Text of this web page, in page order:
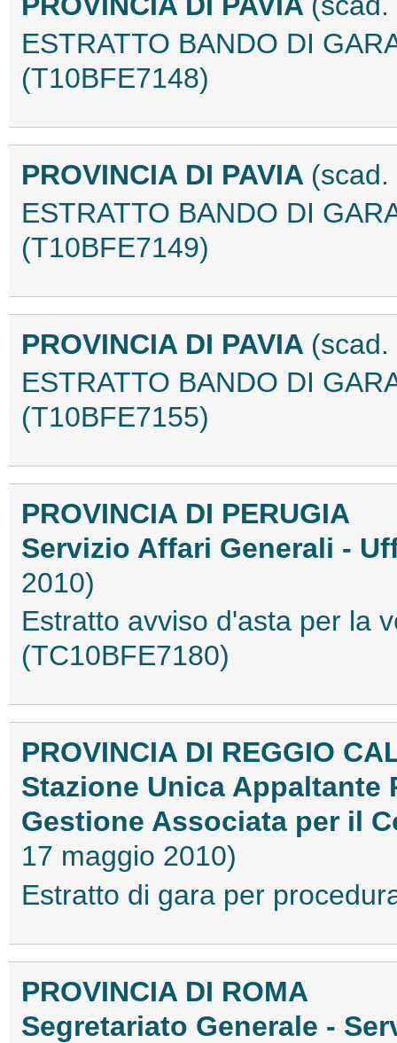
ESTRATTO BANDO DI
(T10BFE7148)
PROVINCIA DI PAVIA
ESTRATTO BANDO DI
(T10BFE7149)
PROVINCIA DI PAVIA
ESTRATTO BANDO DI
(T10BFE7155)
PROVINCIA DI PERUGIA
Servizio Affari Generali -
2010)
Estratto avviso d'asta per la
(TC10BFE7180)
PROVINCIA DI REGGIO
Stazione Unica Appaltante
Gestione Associata per il
17 maggio 2010)
Estratto di gara per
PROVINCIA DI ROMA
Segretariato Generale -